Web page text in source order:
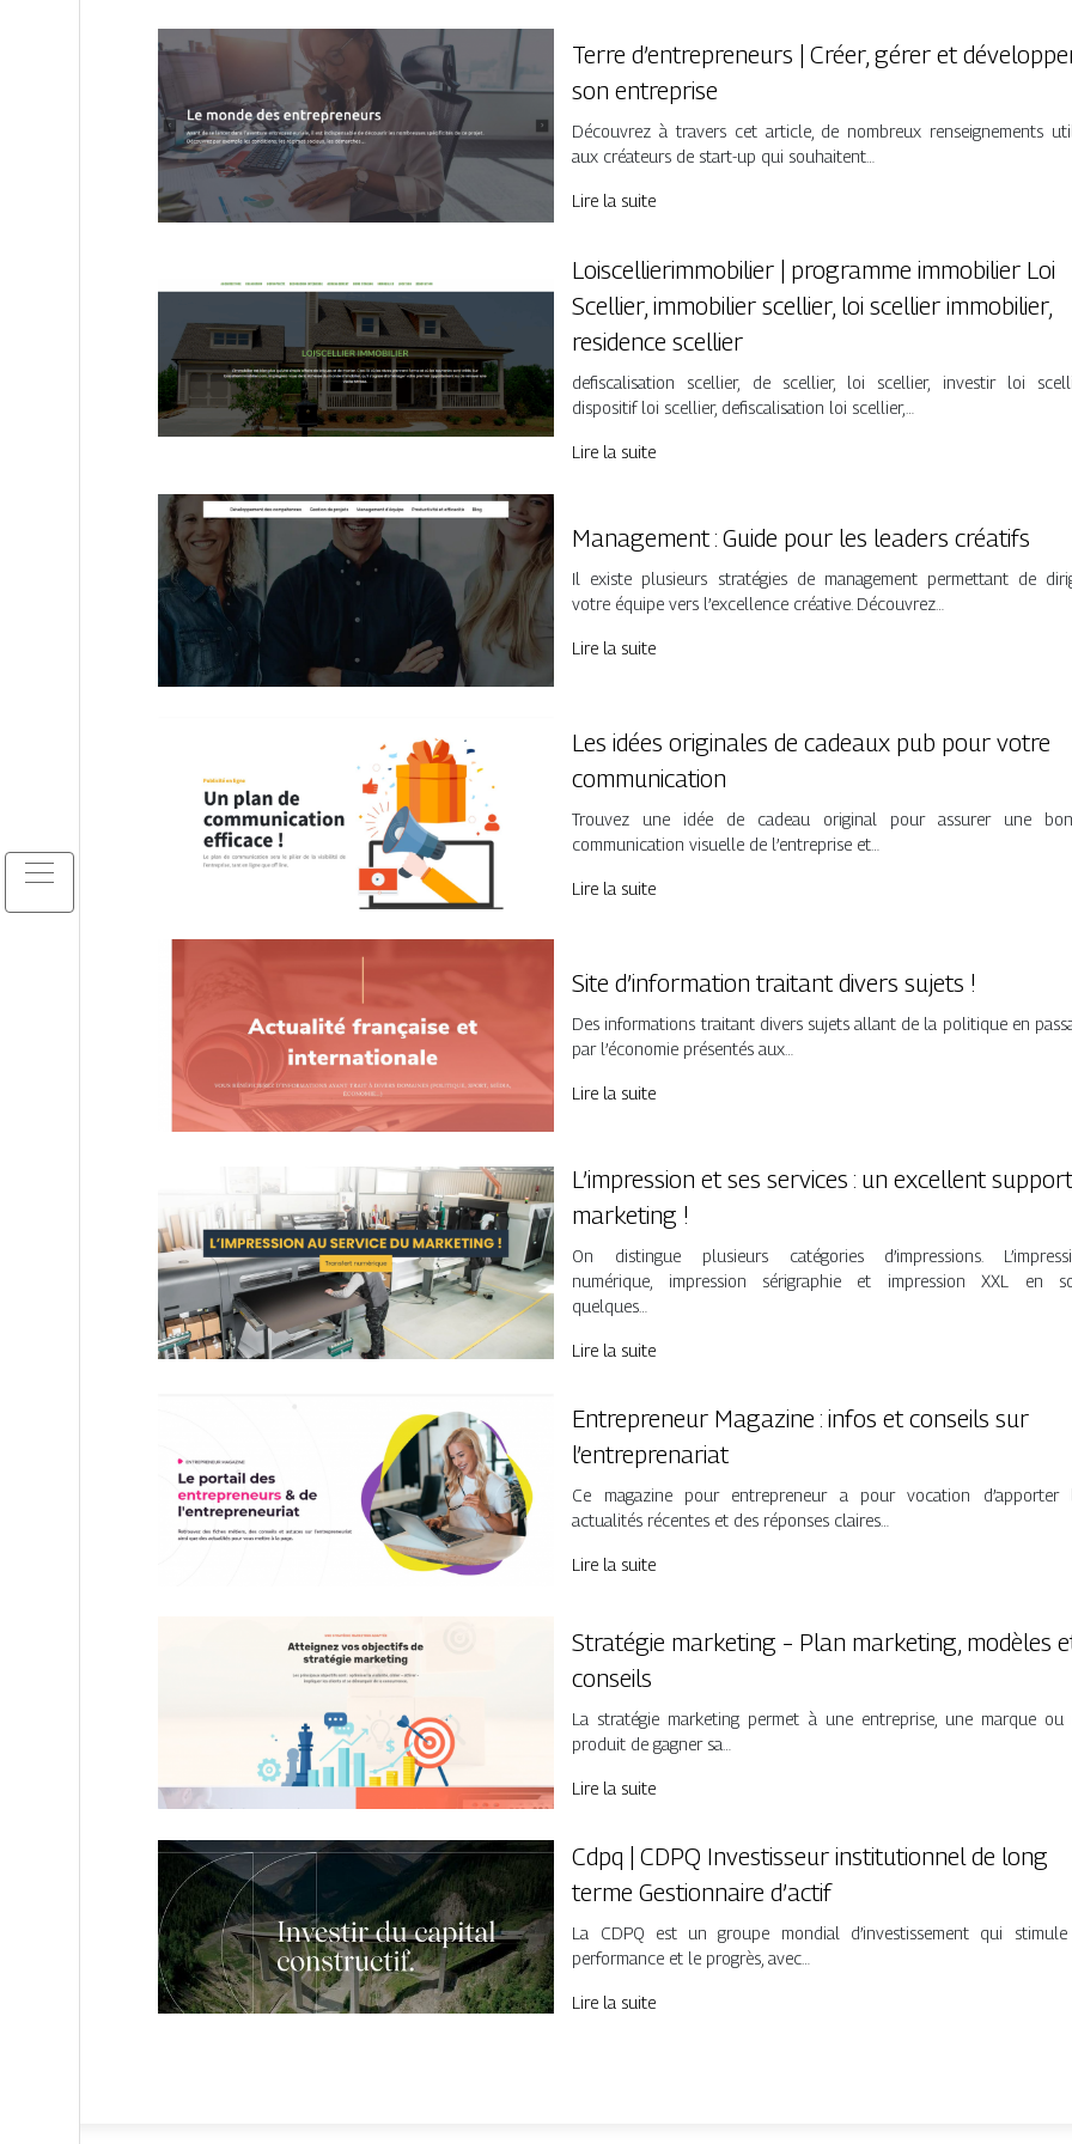
Terre d’entrepreneurs | Créer, gérer et
son entreprise
Découvrez à travers cet article, de nombreux renseignements
aux créateurs de start-up qui souhaitent…
Lire la suite
Loiscellierimmobilier | programme immobilier Loi
Scellier, immobilier scellier, loi scellier immobilier,
residence scellier
defiscalisation scellier, de scellier, loi scellier, investir loi
dispositif loi scellier, defiscalisation loi scellier,…
Lire la suite
Management : Guide pour les leaders créatifs
Il existe plusieurs stratégies de management permettant de
votre équipe vers l’excellence créative. Découvrez…
Lire la suite
Les idées originales de cadeaux pub pour votre
communication
Trouvez une idée de cadeau original pour assurer une
communication visuelle de l’entreprise et…
Lire la suite
Site d’information traitant divers sujets !
Des informations traitant divers sujets allant de la politique en
par l’économie présentés aux…
Lire la suite
L’impression et ses services : un excellent support
marketing !
On distingue plusieurs catégories d’impressions.
numérique, impression sérigraphie et impression XXL en
quelques…
Lire la suite
Entrepreneur Magazine : infos et conseils sur
l’entreprenariat
Ce magazine pour entrepreneur a pour vocation d’apporter
actualités récentes et des réponses claires…
Lire la suite
Stratégie marketing – Plan marketing, modèles
conseils
La stratégie marketing permet à une entreprise, une marque ou
produit de gagner sa…
Lire la suite
Cdpq | CDPQ In­vestis­seur institu­tion­nel de long
terme Gestion­nai­re d’actif
La CDPQ est un groupe mondial d’investissement qui
performance et le progrès, avec…
Lire la suite